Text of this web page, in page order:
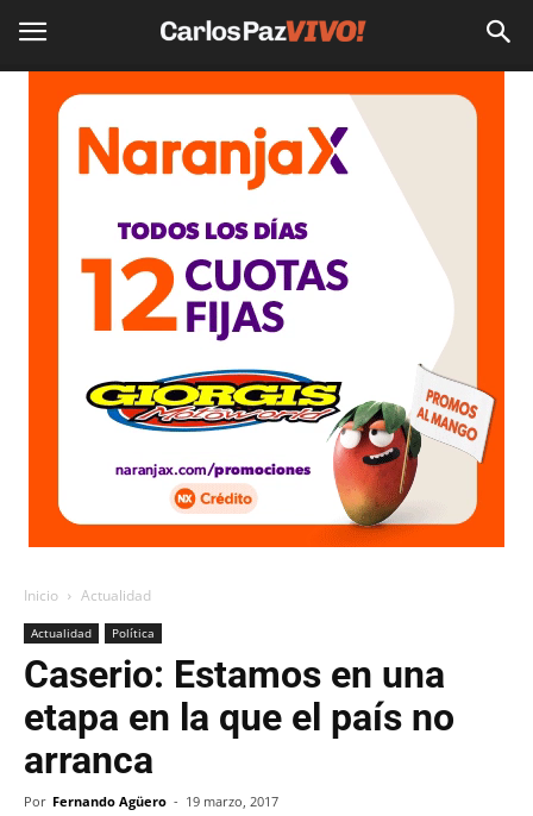
Inicio Actualidad
Actualidad Política
Caserio: Estamos en una
etapa en la que el país no
arranca
Por Fernando Agüero - 19 marzo, 2017